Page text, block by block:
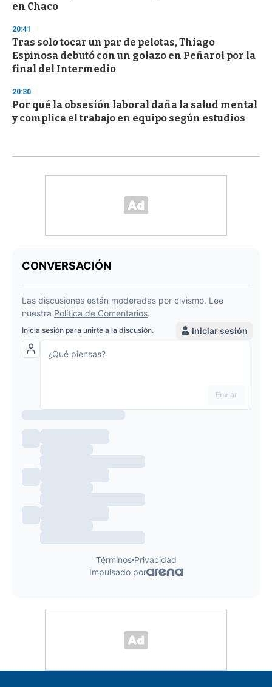
en Chaco
20:41
Tras solo tocar un par de pelotas, Thiago
Espinosa debutó con un golazo en Peñarol por la
final del Intermedio
20:30
Por qué la obsesión laboral daña la salud mental
y complica el trabajo en equipo según estudios